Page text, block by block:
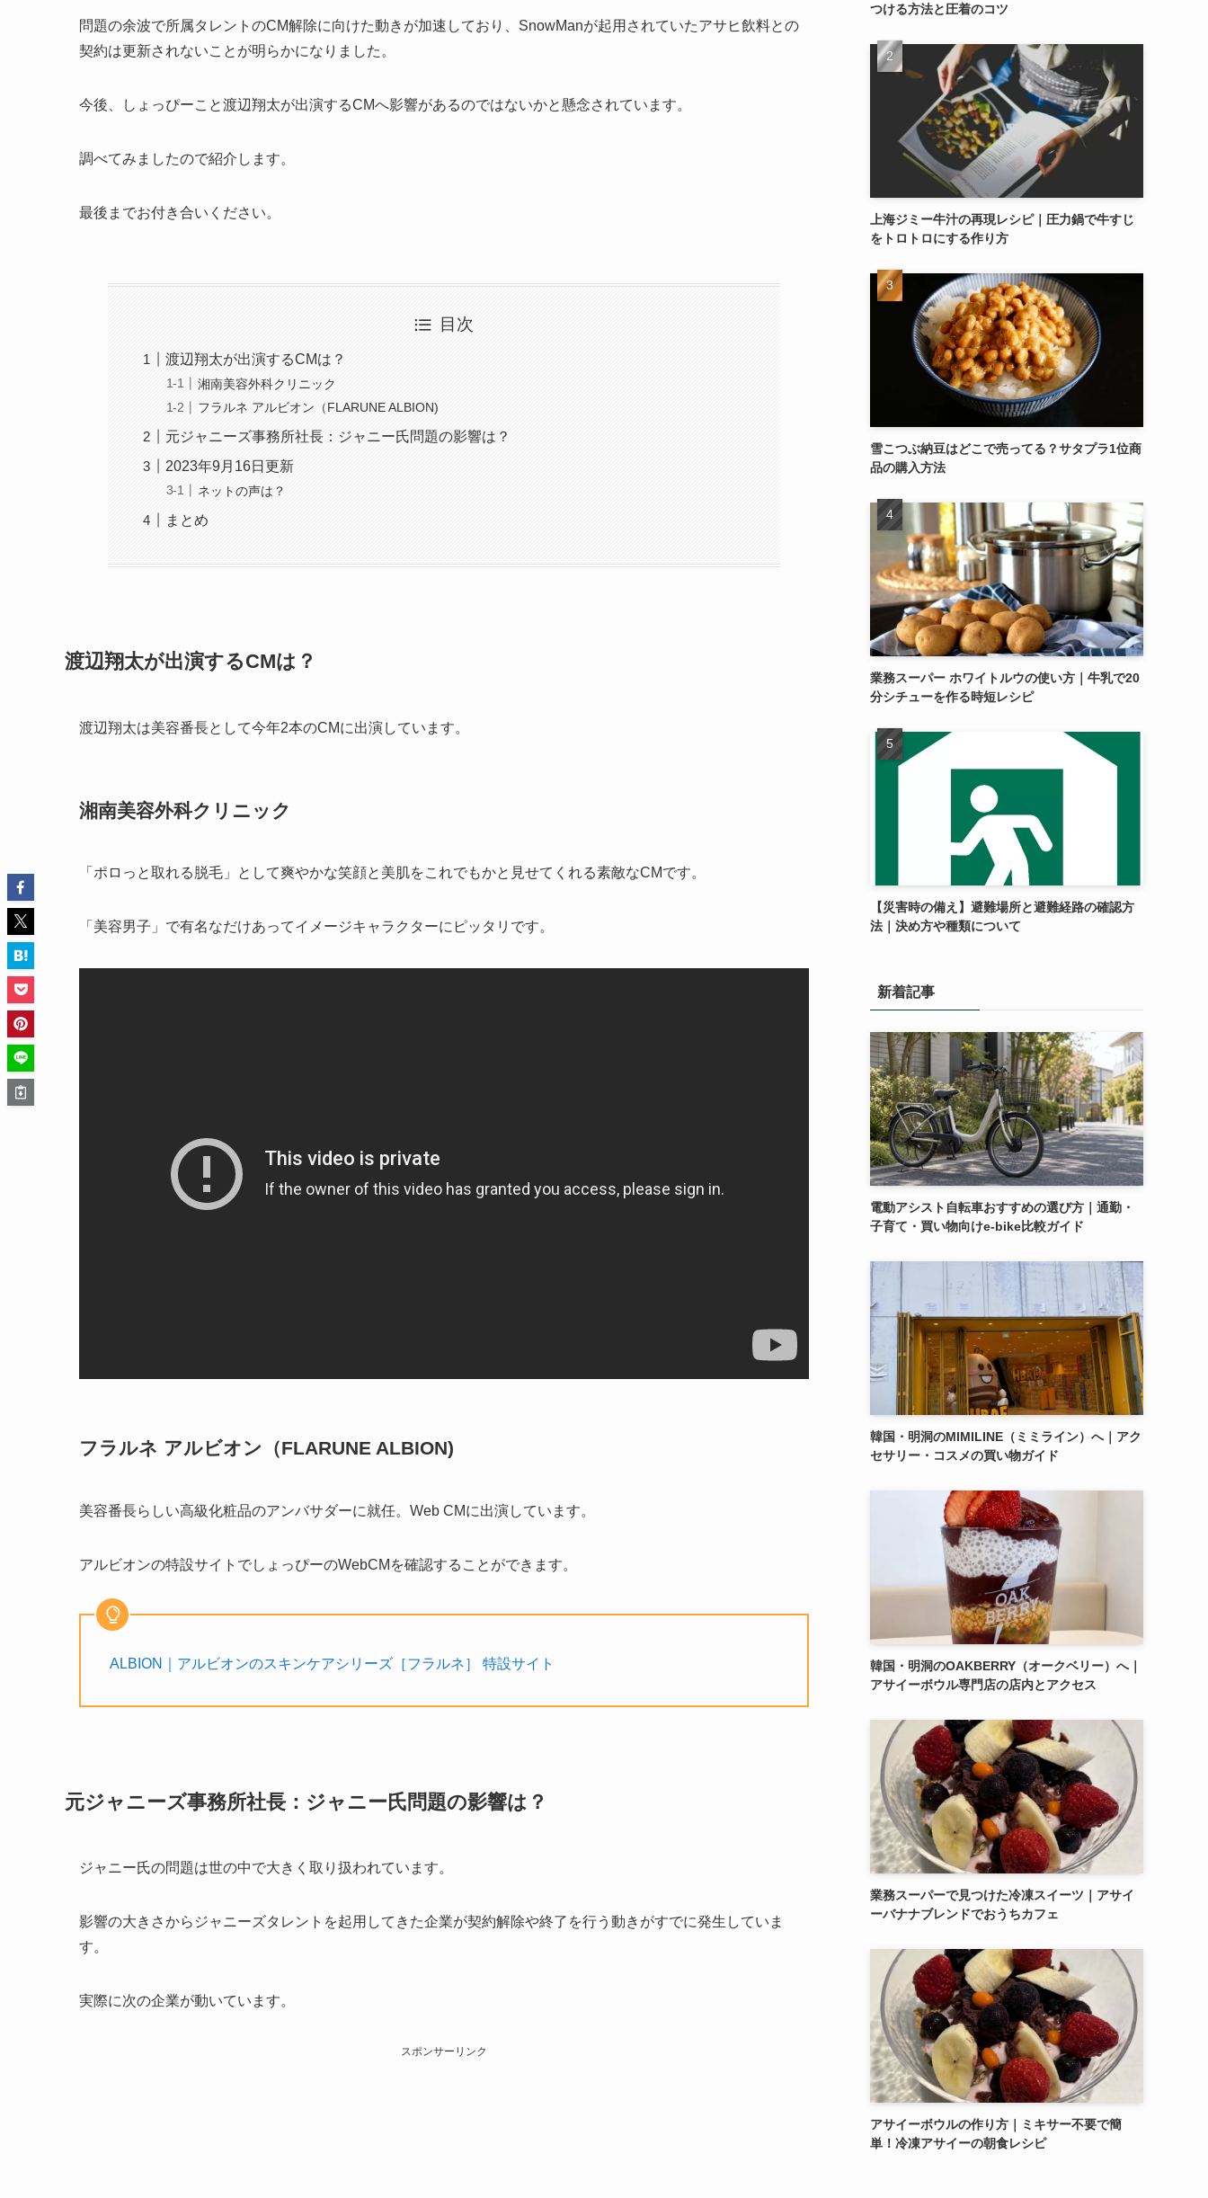
問題の余波で所属タレントのCM解除に向けた動きが加速しており、SnowManが起用されていたアサヒ飲料との
契約は更新されないことが明らかになりました。
今後、しょっぴーこと渡辺翔太が出演するCMへ影響があるのではないかと懸念されています。
調べてみましたので紹介します。
最後までお付き合いください。
目次
渡辺翔太が出演するCMは？
湘南美容外科クリニック
フラルネ アルビオン（FLARUNE ALBION)
元ジャニーズ事務所社長：ジャニー氏問題の影響は？
2023年9月16日更新
ネットの声は？
まとめ
渡辺翔太が出演するCMは？
渡辺翔太は美容番長として今年2本のCMに出演しています。
湘南美容外科クリニック
「ポロっと取れる脱毛」として爽やかな笑顔と美肌をこれでもかと見せてくれる素敵なCMです。
「美容男子」で有名なだけあってイメージキャラクターにピッタリです。
フラルネ アルビオン（FLARUNE ALBION)
美容番長らしい高級化粧品のアンバサダーに就任。Web CMに出演しています。
アルビオンの特設サイトでしょっぴーのWebCMを確認することができます。
ALBION｜アルビオンのスキンケアシリーズ［フラルネ］ 特設サイト
元ジャニーズ事務所社長：ジャニー氏問題の影響は？
ジャニー氏の問題は世の中で大きく取り扱われています。
影響の大きさからジャニーズタレントを起用してきた企業が契約解除や終了を行う動きがすでに発生していま
す。
実際に次の企業が動いています。
スポンサーリンク
つける方法と圧着のコツ
上海ジミー牛汁の再現レシピ｜圧力鍋で牛すじ
をトロトロにする作り方
雪こつぶ納豆はどこで売ってる？サタプラ1位商
品の購入方法
業務スーパー ホワイトルウの使い方｜牛乳で20
分シチューを作る時短レシピ
【災害時の備え】避難場所と避難経路の確認方
法｜決め方や種類について
新着記事
電動アシスト自転車おすすめの選び方｜通勤・
子育て・買い物向けe-bike比較ガイド
韓国・明洞のMIMILINE（ミミライン）へ｜アク
セサリー・コスメの買い物ガイド
韓国・明洞のOAKBERRY（オークベリー）へ｜
アサイーボウル専門店の店内とアクセス
業務スーパーで見つけた冷凍スイーツ｜アサイ
ーバナナブレンドでおうちカフェ
アサイーボウルの作り方｜ミキサー不要で簡
単！冷凍アサイーの朝食レシピ